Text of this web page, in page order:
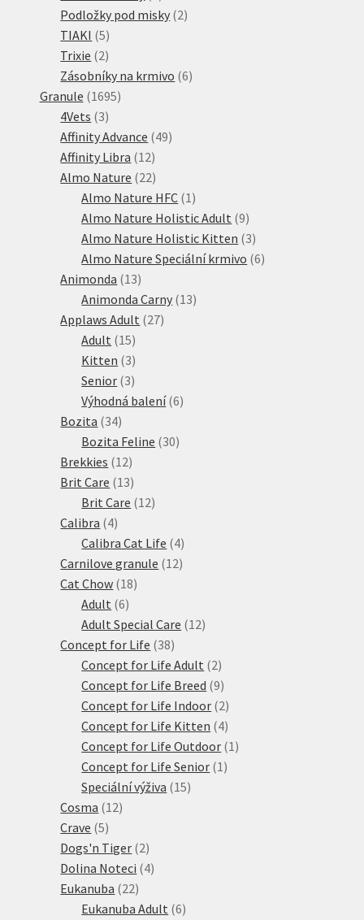
produkt
Podložky pod misky 22
TIAKI 55
produktů
Trixie 22
produkty
Zásobníky na krmivo 66
Granule 16951695
4Vets 33
produkty
Affinity Advance 4949
Affinity Libra 1212
produktů
Almo Nature 2222
produktů
Almo Nature HFC 1 1
produkt
Almo Nature Holistic Adult 99
produktů
Almo Nature Holistic Kitten 33
produkty
Almo Nature Speciální krmivo 66
Animonda 1313
produktů
Animonda Carny 1313
Applaws Adult 2727
Adult 1515
produktů
Kitten 33
produkty
Senior 33
produkty
Výhodná balení 66
Bozita 3434
produktů
Bozita Feline 3030
Brekkies 1212
produktů
Brit Care 1313
produktů
Brit Care 1212
Calibra 44
produkty
Calibra Cat Life 44
produkty
Carnilove granule 1212
Cat Chow 1818
Adult 66
produktů
Adult Special Care 1212
Concept for Life 3838
produktů
Concept for Life Adult 22
produkty
Concept for Life Breed 99
produktů
Concept for Life Indoor 22
produkty
Concept for Life Kitten 44
produkty
Concept for Life Outdoor 1 1
Concept for Life Senior 1 1
Speciální výživa 1515
Cosma 1212
Crave 55
produktů
Dogs'n Tiger 22
produkty
Dolina Noteci 44
Eukanuba 2222
produktů
Eukanuba Adult 66